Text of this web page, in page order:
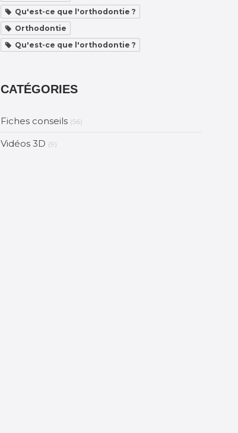
Qu'est-ce que l'orthodontie ?
Orthodontie
Qu'est-ce que l'orthodontie ?
CATÉGORIES
Fiches conseils (56)
Vidéos 3D (9)